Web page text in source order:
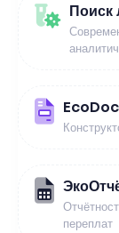
Поиск
переплат